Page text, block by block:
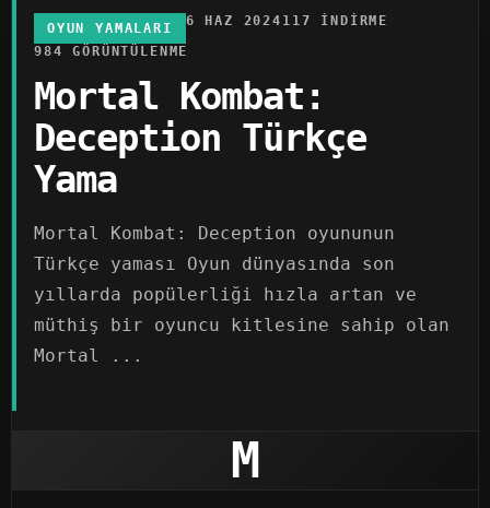
OYUN YAMALARI 6 HAZ 2024 117 INDIRME
984 GÖRÜNTÜLENME
Mortal Kombat:
Deception Türkçe
Yama
Mortal Kombat: Deception oyununun
Türkçe yaması Oyun dünyasında son
yıllarda popülerliği hızla artan ve
müthiş bir oyuncu kitlesine sahip olan
Mortal ...
M